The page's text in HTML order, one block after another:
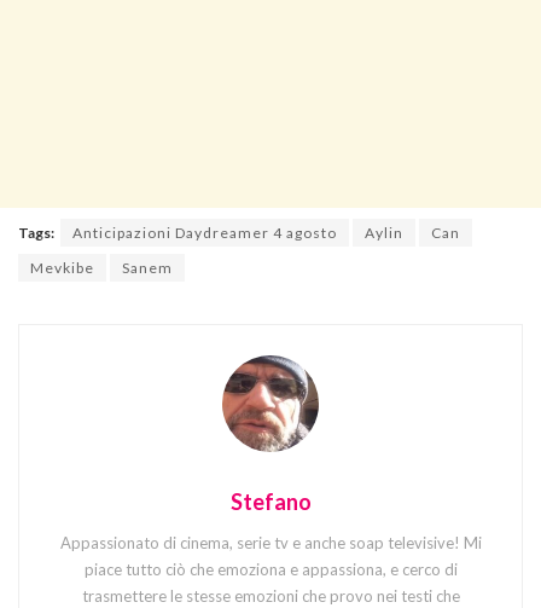
Tags: Anticipazioni Daydreamer 4 agosto Aylin
Can
Mevkibe
Sanem
Stefano
Appassionato di cinema, serie tv e anche soap televisive! Mi
piace tutto ciò che emoziona e appassiona, e cerco di
trasmettere le stesse emozioni che provo nei testi che